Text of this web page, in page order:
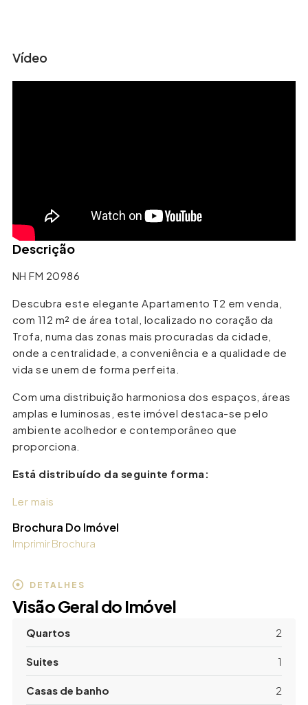
−
Vídeo
Descrição
NH FM 20986
Descubra este elegante Apartamento T2 em venda,
com 112 m² de área total, localizado no coração da
Trofa, numa das zonas mais procuradas da cidade,
onde a centralidade, a conveniência e a qualidade de
vida se unem de forma perfeita.
Com uma distribuição harmoniosa dos espaços, áreas
amplas e luminosas, este imóvel destaca-se pelo
ambiente acolhedor e contemporâneo que
proporciona.
Está distribuído da seguinte forma:
Ler mais
Brochura Do Imóvel
Imprimir Brochura
DETALHES
Visão Geral do Imóvel
Quartos 2
Suites 1
Casas de banho 2